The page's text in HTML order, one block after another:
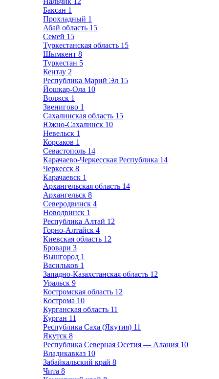
Баксан 1
Прохладный 1
Абай область 15
Семей 15
Туркестанская область 15
Шымкент 8
Туркестан 5
Кентау 2
Республика Марий Эл 15
Йошкар-Ола 10
Волжск 1
Звенигово 1
Сахалинская область 15
Южно-Сахалинск 10
Невельск 1
Корсаков 1
Севастополь 14
Карачаево-Черкесская Республика 14
Черкесск 8
Карачаевск 1
Архангельская область 14
Архангельск 8
Северодвинск 4
Новодвинск 1
Республика Алтай 12
Горно-Алтайск 4
Киевская область 12
Бровари 3
Вышгород 1
Васильков 1
Западно-Казахстанская область 12
Уральск 9
Костромская область 12
Кострома 10
Курганская область 11
Курган 11
Республика Саха (Якутия) 11
Якутск 8
Республика Северная Осетия — Алания 10
Владикавказ 10
Забайкальский край 8
Чита 8